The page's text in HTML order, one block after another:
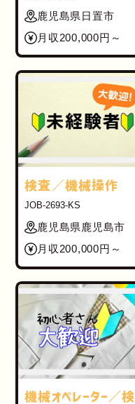
鹿児島県日置市
月収200,000円～
検査／機械操作
JOB-2693-KS
鹿児島県鹿児島市
月収200,000円～
機械オペレーター／検